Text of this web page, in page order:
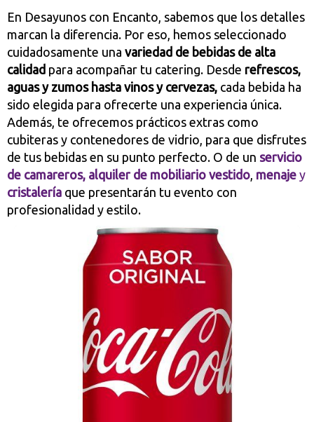
En Desayunos con Encanto, sabemos que los detalles
marcan la diferencia. Por eso, hemos seleccionado
cuidadosamente una variedad de bebidas de alta
calidad para acompañar tu catering. Desde refrescos,
aguas y zumos hasta vinos y cervezas, cada bebida ha
sido elegida para ofrecerte una experiencia única.
Además, te ofrecemos prácticos extras como
cubiteras y contenedores de vidrio, para que disfrutes
de tus bebidas en su punto perfecto. O de un servicio
de camareros, alquiler de mobiliario vestido menaje y
cristalería que presentarán tu evento con
profesionalidad y estilo.